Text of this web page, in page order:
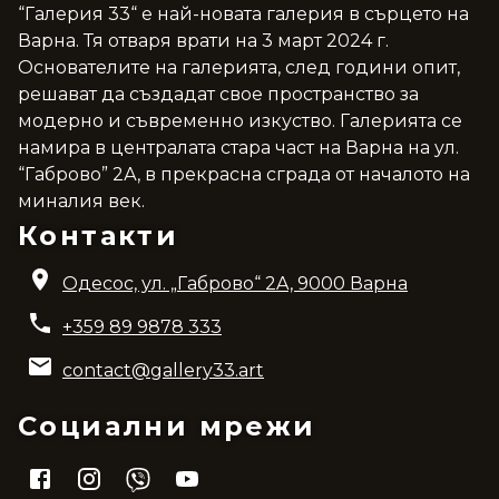
“Галерия 33“ е най-новата галерия в сърцето на
Варна. Тя отваря врати на 3 март 2024 г.
Основателите на галерията, след години опит,
решават да създадат свое пространство за
модерно и съвременно изкуство. Галерията се
намира в централата стара част на Варна на ул.
“Габрово” 2А, в прекрасна сграда от началото на
миналия век.
Контакти
Одесос, ул. „Габрово“ 2A, 9000 Варна
+359 89 9878 333
contact@gallery33.art
Социални мрежи